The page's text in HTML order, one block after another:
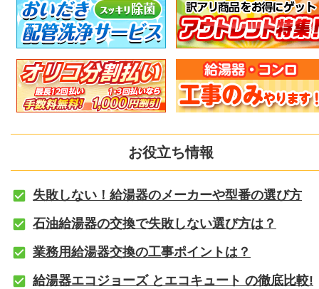
お役立ち情報
失敗しない！給湯器のメーカーや型番の選び方
石油給湯器の交換で失敗しない選び方は？
業務用給湯器交換の工事ポイントは？
給湯器エコジョーズ とエコキュート の徹底比較!